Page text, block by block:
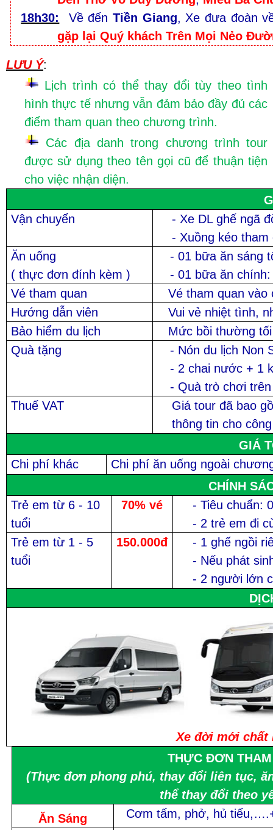
18h30:
Về đến Tiền Giang, Xe đưa đoàn
gặp lại Quý khách Trên Mọi Nẻo
LƯU Ý:
Lịch trình có thể thay đổi tùy theo tình
hình thực tế nhưng vẫn đảm bảo đầy đủ các
điểm tham quan theo chương trình.
Các địa danh trong chương trình tour
được sử dụng theo tên gọi cũ để thuận tiện
cho việc nhận diện.
Vận chuyển
- Xe DL ghế ngã
- Xuồng kéo tham
Ăn uống
( thực đơn đính kèm )
- 01 bữa ăn sáng
- 01 bữa ăn
Vé tham quan
Vé tham quan
Hướng dẫn viên
Vui vẻ nhiệt tình,
Bảo hiểm du lịch
Mức bồi thường
Quà tặng
- Nón du lịch Non
- 2 chai nước + 1
- Quà trò chơi
Thuế VAT
Giá tour đã bao
thông tin cho
GIÁ
Chi phí khác
Chi phí ăn uống ngoài
CHÍNH
Trẻ em từ 6 - 10
tuổi
70% vé
- Tiêu chuẩn:
- 2 trẻ em đi
Trẻ em từ 1 - 5
tuổi
150.000đ
- 1 ghế ngồi
- Nếu phát
- 2 người lớn
Xe đời mới chất
THỰC ĐƠN
(Thực đơn phong phú, thay đổi liên tục,
thể thay đổi theo
Ăn Sáng
Cơm tấm, phở, hủ